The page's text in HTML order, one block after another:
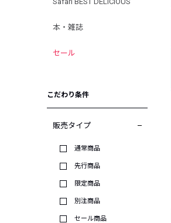
本・雑誌
セール
こだわり条件
販売タイプ
通常商品
先行商品
限定商品
別注商品
セール商品